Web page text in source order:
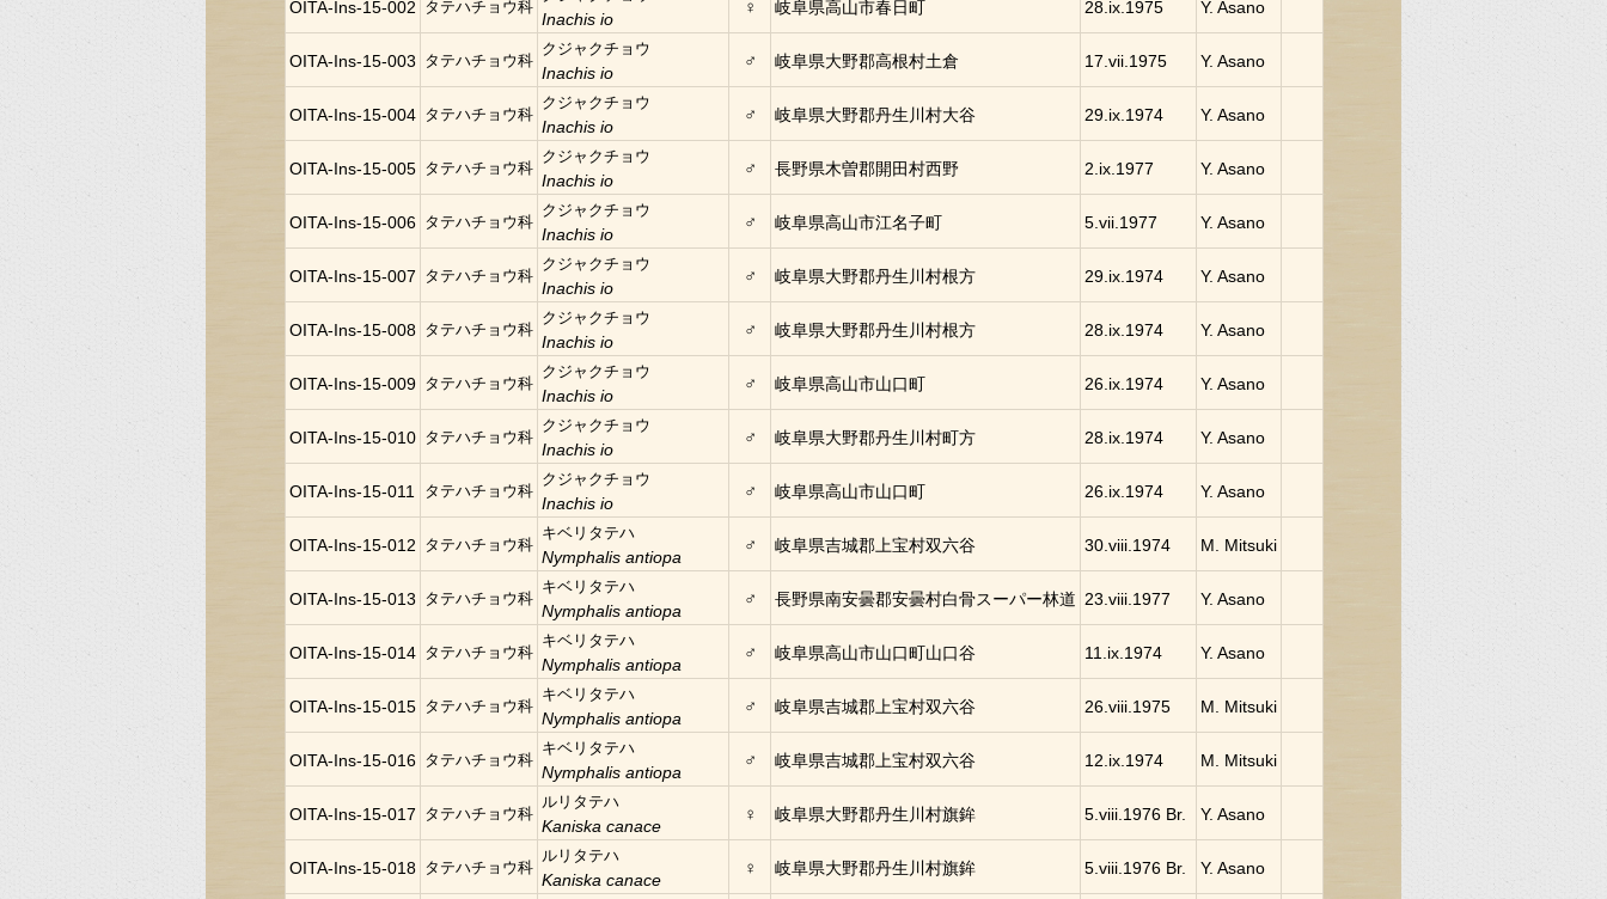
OITA-Ins-15-002 タテハチョウ科
Inachis io
♀ 岐阜県高山市春日町 28.ix.1975 Y. Asano
OITA-Ins-15-003 タテハチョウ科
クジャクチョウ
Inachis io
♂ 岐阜県大野郡高根村土倉 17.vii.1975 Y. Asano
OITA-Ins-15-004 タテハチョウ科
クジャクチョウ
Inachis io
♂ 岐阜県大野郡丹生川村大谷 29.ix.1974 Y. Asano
OITA-Ins-15-005 タテハチョウ科
クジャクチョウ
Inachis io
♂ 長野県木曽郡開田村西野 2.ix.1977 Y. Asano
OITA-Ins-15-006 タテハチョウ科
クジャクチョウ
Inachis io
♂ 岐阜県高山市江名子町 5.vii.1977 Y. Asano
OITA-Ins-15-007 タテハチョウ科
クジャクチョウ
Inachis io
♂ 岐阜県大野郡丹生川村根方 29.ix.1974 Y. Asano
OITA-Ins-15-008 タテハチョウ科
クジャクチョウ
Inachis io
♂ 岐阜県大野郡丹生川村根方 28.ix.1974 Y. Asano
OITA-Ins-15-009 タテハチョウ科
クジャクチョウ
Inachis io
♂ 岐阜県高山市山口町 26.ix.1974 Y. Asano
OITA-Ins-15-010 タテハチョウ科
クジャクチョウ
Inachis io
♂ 岐阜県大野郡丹生川村町方 28.ix.1974 Y. Asano
OITA-Ins-15-011 タテハチョウ科
クジャクチョウ
Inachis io
♂ 岐阜県高山市山口町 26.ix.1974 Y. Asano
OITA-Ins-15-012 タテハチョウ科
キベリタテハ
Nymphalis antiopa
♂ 岐阜県吉城郡上宝村双六谷 30.viii.1974 M. Mitsuki
OITA-Ins-15-013 タテハチョウ科
キベリタテハ
Nymphalis antiopa
♂ 長野県南安曇郡安曇村白骨スーパー林道 23.viii.1977 Y. Asano
OITA-Ins-15-014 タテハチョウ科
キベリタテハ
Nymphalis antiopa
♂ 岐阜県高山市山口町山口谷 11.ix.1974 Y. Asano
OITA-Ins-15-015 タテハチョウ科
キベリタテハ
Nymphalis antiopa
♂ 岐阜県吉城郡上宝村双六谷 26.viii.1975 M. Mitsuki
OITA-Ins-15-016 タテハチョウ科
キベリタテハ
Nymphalis antiopa
♂ 岐阜県吉城郡上宝村双六谷 12.ix.1974 M. Mitsuki
OITA-Ins-15-017 タテハチョウ科
ルリタテハ
Kaniska canace
♀ 岐阜県大野郡丹生川村旗鉾 5.viii.1976 Br. Y. Asano
OITA-Ins-15-018 タテハチョウ科
ルリタテハ
Kaniska canace
♀ 岐阜県大野郡丹生川村旗鉾 5.viii.1976 Br. Y. Asano